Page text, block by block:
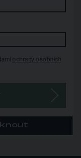
ochrany osobních